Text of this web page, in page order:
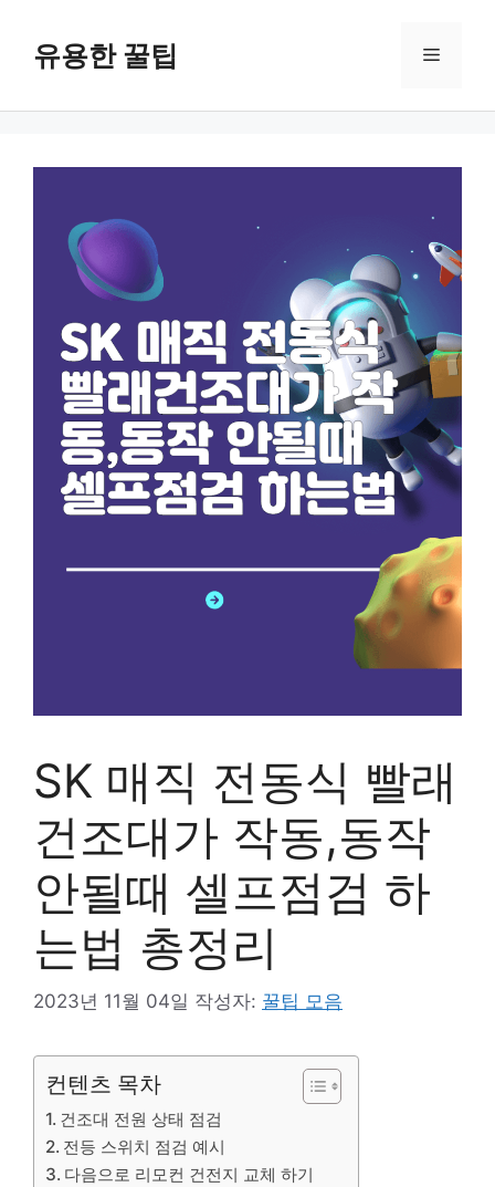
유용한 꿀팁 메
SK 매직 전동식 빨래
건조대가 작동,동작
안될때 셀프점검 하
는법 총정리
2023년 11월 04일 작성자: 꿀팁 모음
컨텐츠 목차
건조대 전원 상태 점검
전등 스위치 점검 예시
다음으로 리모컨 건전지 교체 하기